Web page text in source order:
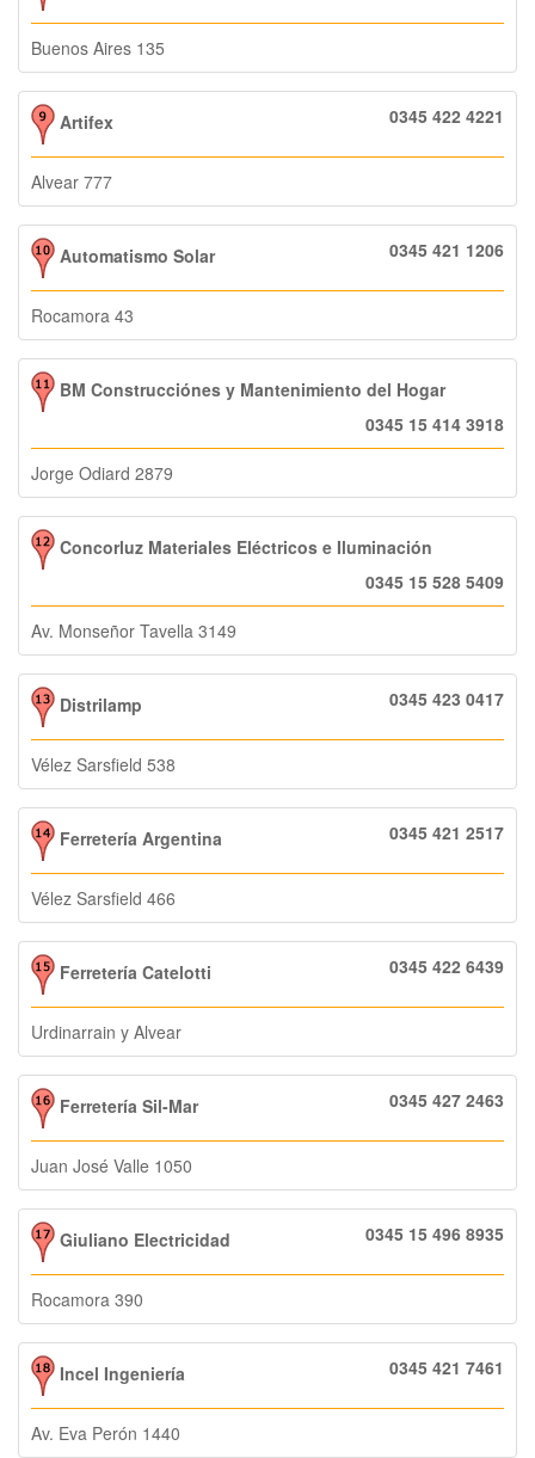
Buenos Aires 135
Artifex 0345 422 4221
Alvear 777
Automatismo Solar 0345 421 1206
Rocamora 43
BM Construcciónes y Mantenimiento del Hogar
0345 15 414 3918
Jorge Odiard 2879
Concorluz Materiales Eléctricos e Iluminación
0345 15 528 5409
Av. Monseñor Tavella 3149
Distrilamp 0345 423 0417
Vélez Sarsfield 538
Ferretería Argentina 0345 421 2517
Vélez Sarsfield 466
Ferretería Catelotti 0345 422 6439
Urdinarrain y Alvear
Ferretería Sil-Mar 0345 427 2463
Juan José Valle 1050
Giuliano Electricidad 0345 15 496 8935
Rocamora 390
Incel Ingeniería 0345 421 7461
Av. Eva Perón 1440